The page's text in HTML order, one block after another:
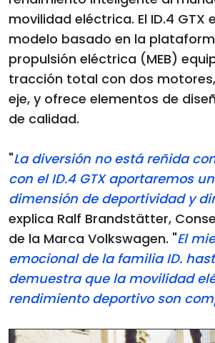
movilidad eléctrica. El ID.4 GTX
modelo basado en la
propulsión eléctrica (MEB)
tracción total con dos
eje, y ofrece elementos de
de calidad.
"La diversión no está reñida
con el ID.4 GTX aportaremos
dimensión de deportividad y
explica Ralf Brandstätter,
de la Marca Volkswagen. "El
emocional de la familia ID.
demuestra que la movilidad
rendimiento deportivo son